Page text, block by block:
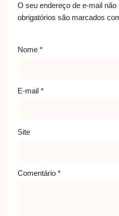
O seu endereço de e-mail não
obrigatórios são marcados
Nome *
E-mail *
Site
Comentário *